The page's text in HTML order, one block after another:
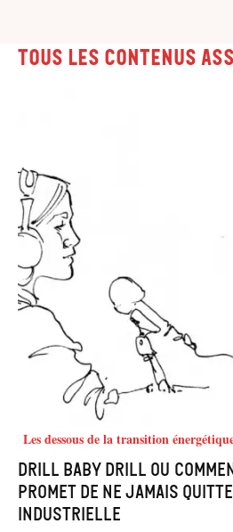
Tous les contenus
Les dessous de la transition
Drill baby drill ou
promet de ne jamais
industrielle